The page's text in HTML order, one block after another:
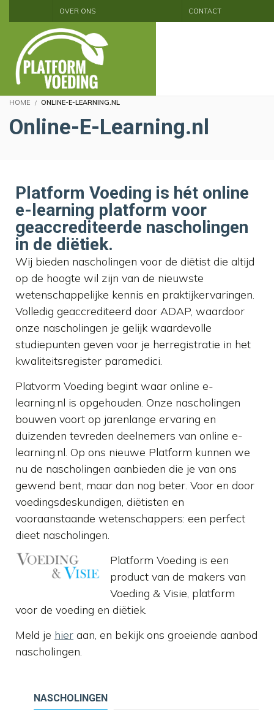
OVER ONS CONTACT
HOME ONLINE-E-LEARNING.NL
Online-E-Learning.nl
Platform Voeding is hét online
e-learning platform voor
geaccrediteerde nascholingen
in de diëtiek.
Wij bieden nascholingen voor de diëtist die altijd
op de hoogte wil zijn van de nieuwste
wetenschappelijke kennis en praktijkervaringen.
Volledig geaccrediteerd door ADAP, waardoor
onze nascholingen je gelijk waardevolle
studiepunten geven voor je herregistratie in het
kwaliteitsregister paramedici.
Platvorm Voeding begint waar online e-
learning.nl is opgehouden. Onze nascholingen
bouwen voort op jarenlange ervaring en
duizenden tevreden deelnemers van online e-
learning.nl. Op ons nieuwe Platform kunnen we
nu de nascholingen aanbieden die je van ons
gewend bent, maar dan nog beter. Voor en door
voedingsdeskundigen, diëtisten en
vooraanstaande wetenschappers: een perfect
dieet nascholingen.
Platform Voeding is een
product van de makers van
Voeding & Visie, platform
voor de voeding en diëtiek.
Meld je hier aan, en bekijk ons groeiende aanbod
nascholingen.
NASCHOLINGEN